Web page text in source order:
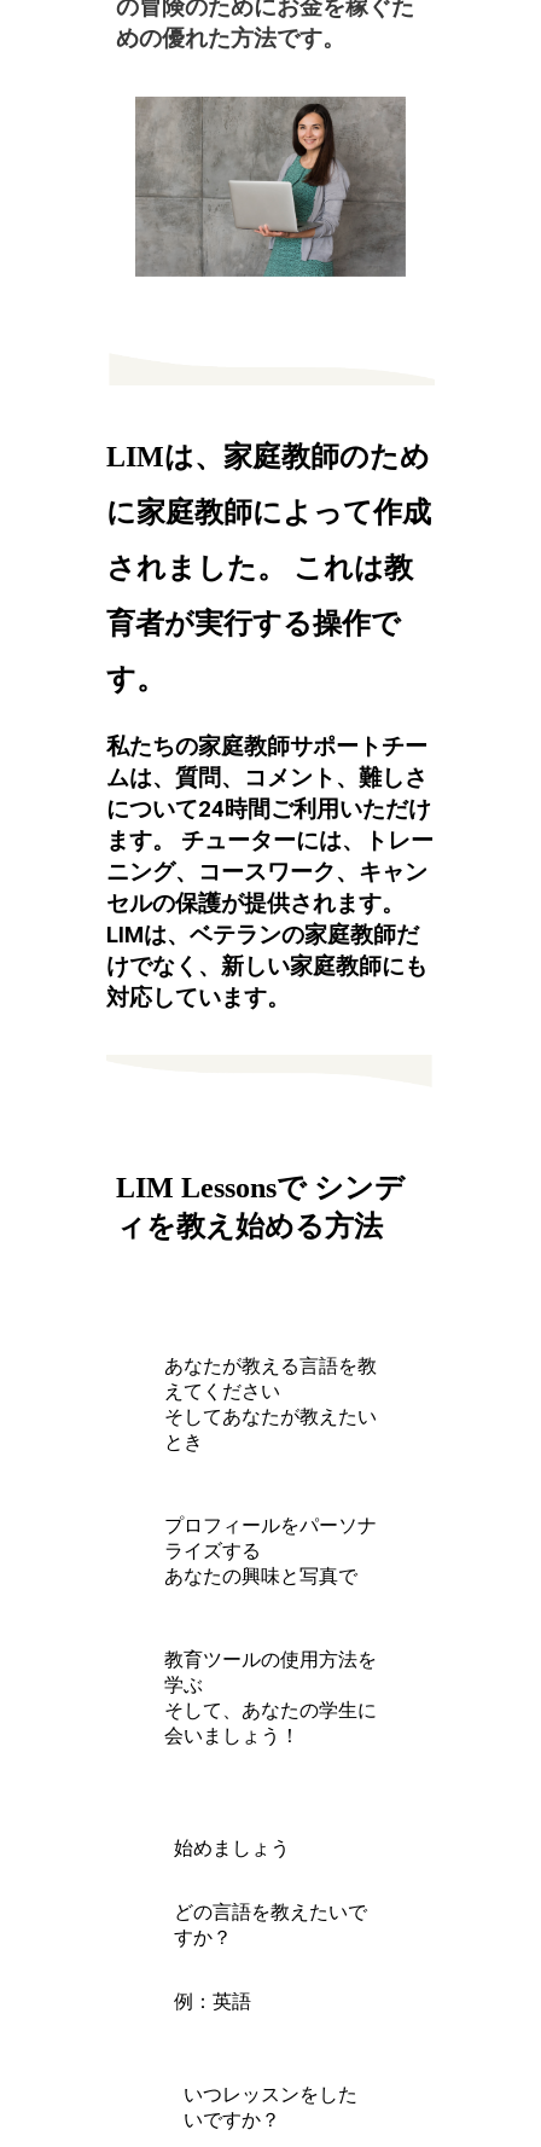
の冒険のためにお金を稼ぐた
めの優れた方法です。
LIMは、家庭教師のため
に家庭教師によって作成
されました。 これは教
育者が実行する操作で
す。
私たちの家庭教師サポートチー
ムは、質問、コメント、難しさ
について24時間ご利用いただけ
ます。 チューターには、トレー
ニング、コースワーク、キャン
セルの保護が提供されます。
LIMは、ベテランの家庭教師だ
けでなく、新しい家庭教師にも
対応しています。
LIM Lessonsで シンデ
ィを教え始める方法
あなたが教える言語を教
えてください
そしてあなたが教えたい
とき
プロフィールをパーソナ
ライズする
あなたの興味と写真で
教育ツールの使用方法を
学ぶ
そして、あなたの学生に
会いましょう！
始めましょう
どの言語を教えたいで
すか？
例：英語
いつレッスンをした
いですか？